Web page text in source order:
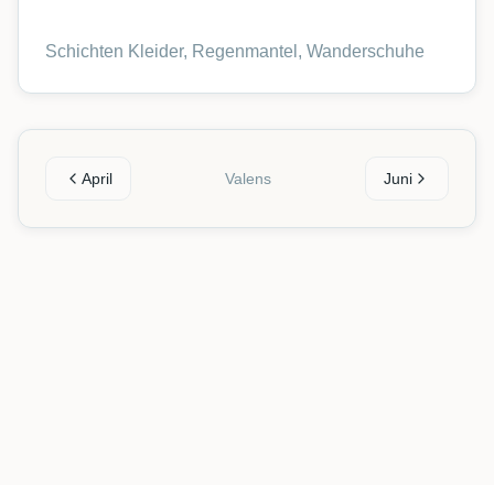
Schichten Kleider, Regenmantel, Wanderschuhe
April Valens Juni